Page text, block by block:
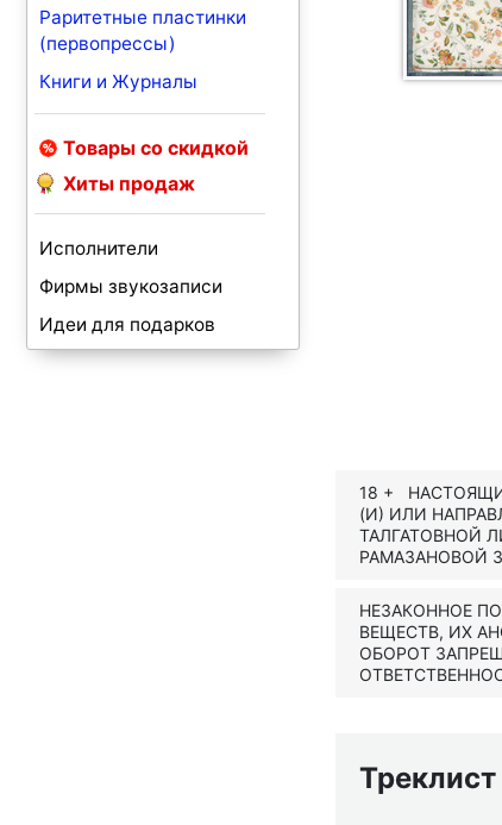
Раритетные пластинки
(первопрессы)
Книги и Журналы
Товары со скидкой
Хиты продаж
Исполнители
Фирмы звукозаписи
Идеи для подарков
18 +
(И) ИЛИ
ТАЛГАТОВНОЙ
РАМАЗАНОВОЙ
НЕЗАКОННОЕ
ВЕЩЕСТВ, ИХ
ОБОРОТ
Треклист